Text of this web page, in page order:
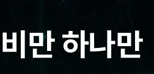
비만 하나만